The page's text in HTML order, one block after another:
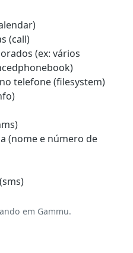
(call)
(ex: vários
telefone (filesystem)
(nome e número de
em Gammu.